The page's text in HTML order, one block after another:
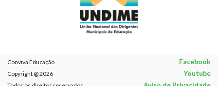
Conviva Educação Facebook
Copyright @ 2026 Youtube